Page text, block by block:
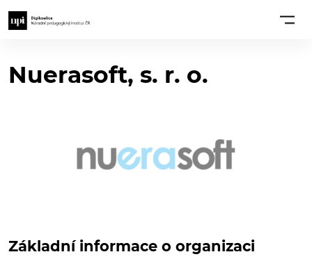
Nuerasoft, s. r. o.
Základní informace o organizaci